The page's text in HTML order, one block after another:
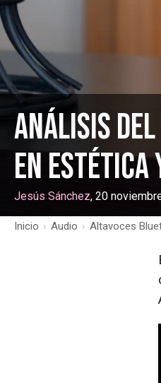
Análisis
en estética
Jesús Sánchez, 20
Inicio › Audio › Altavoces